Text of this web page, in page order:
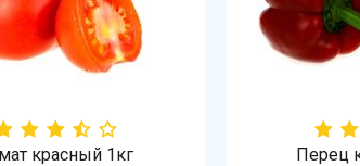
красный 1кг Перец